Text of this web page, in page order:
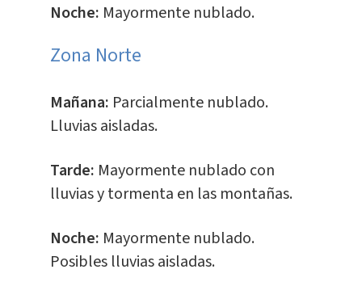
Noche: Mayormente nublado.
​Zona Norte
Mañana: Parcialmente nublado.
Lluvias aisladas.
Tarde: Mayormente nublado con
lluvias y tormenta en las montañas.
Noche: Mayormente nublado.
Posibles lluvias aisladas.